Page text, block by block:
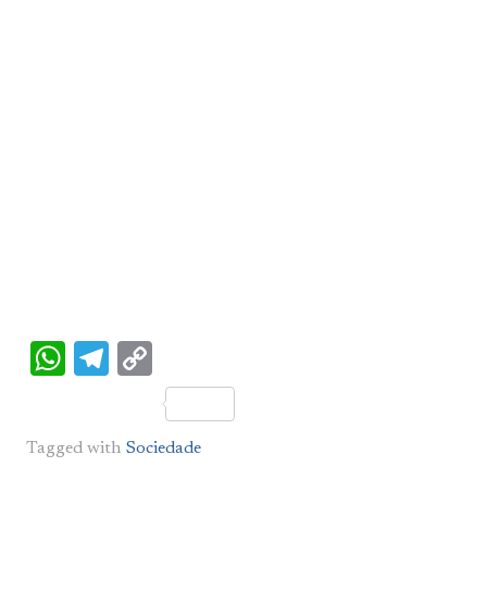
WhatsApp
Telegram
Link
Tagged with Sociedade